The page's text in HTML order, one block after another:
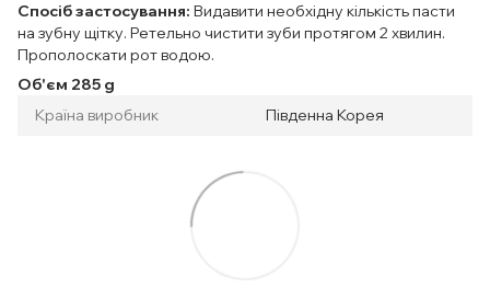
Спосіб застосування: Видавити необхідну кількість пасти
на зубну щітку. Ретельно чистити зуби протягом 2 хвилин.
Прополоскати рот водою.
Об'єм 285 g
Країна виробник
Південна Корея